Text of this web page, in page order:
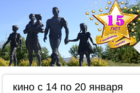
кино с 14 по 20 января